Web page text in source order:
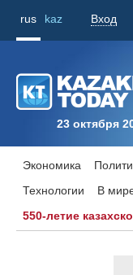
rus kaz Вход
23 октября
Экономика
Технологии
В
550-летие